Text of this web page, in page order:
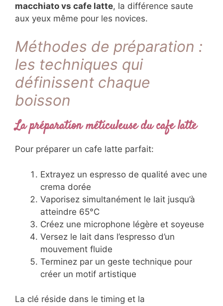
macchiato vs cafe latte, la différence saute
aux yeux même pour les novices.
Méthodes de préparation :
les techniques qui
définissent chaque
boisson
La préparation méticuleuse du cafe latte
Pour préparer un cafe latte parfait:
Extrayez un espresso de qualité avec une
crema dorée
Vaporisez simultanément le lait jusqu’à
atteindre 65°C
Créez une microphone légère et soyeuse
Versez le lait dans l’espresso d’un
mouvement fluide
Terminez par un geste technique pour
créer un motif artistique
La clé réside dans le timing et la